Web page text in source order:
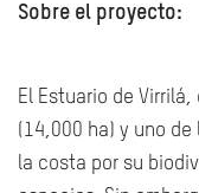
Sobre el proyecto:
El Estuario de
(14,000 ha) y uno
la costa por su